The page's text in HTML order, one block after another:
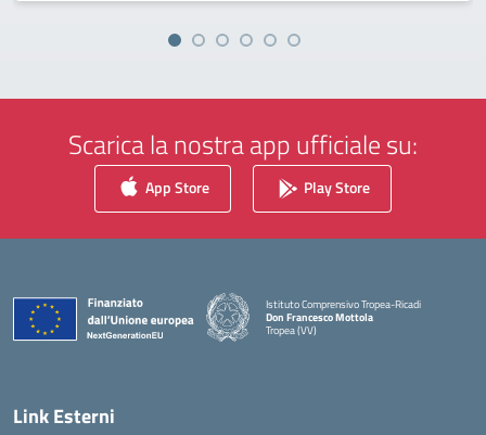
Scarica la nostra app ufficiale su:
App Store Play Store
Istituto Comprensivo Tropea-Ricadi
Don Francesco Mottola
Tropea (VV)
— Visita la pagina iniziale della scuola
Link Esterni